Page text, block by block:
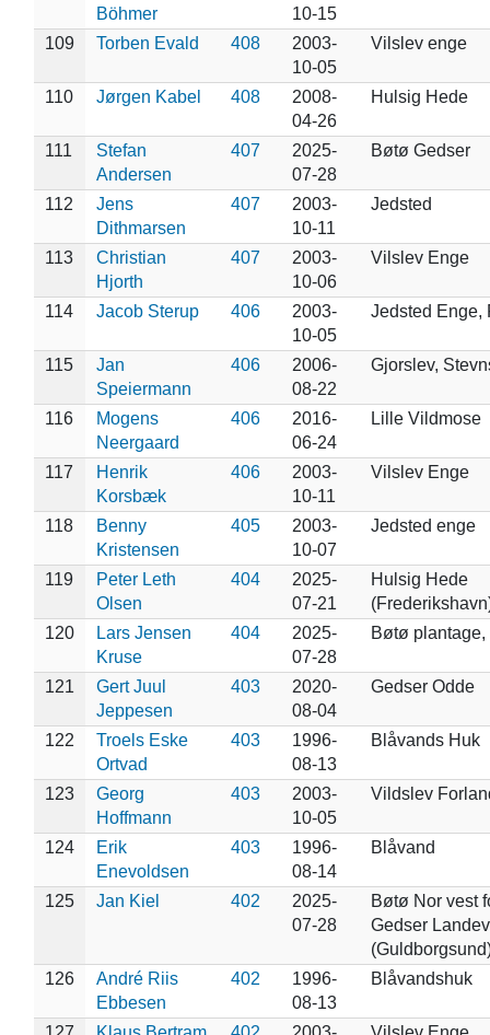
Böhmer
10-15
109 Torben Evald 408
2003-
10-05
Vilslev enge
110 Jørgen Kabel 408
2008-
04-26
Hulsig Hede
111
Stefan
Andersen
407
2025-
07-28
Bøtø Gedser
112
Jens
Dithmarsen
407
2003-
10-11
Jedsted
113
Christian
Hjorth
407
2003-
10-06
Vilslev Enge
114 Jacob Sterup 406
2003-
10-05
Jedsted Enge,
115
Jan
Speiermann
406
2006-
08-22
Gjorslev,
116
Mogens
Neergaard
406
2016-
06-24
Lille Vildmose
117
Henrik
Korsbæk
406
2003-
10-11
Vilslev Enge
118
Benny
Kristensen
405
2003-
10-07
Jedsted enge
119
Peter Leth
Olsen
404
2025-
07-21
Hulsig Hede
120
Lars Jensen
Kruse
404
2025-
07-28
Bøtø plantage,
121
Gert Juul
Jeppesen
403
2020-
08-04
Gedser Odde
122
Troels Eske
Ortvad
403
1996-
08-13
Blåvands Huk
123
Georg
Hoffmann
403
2003-
10-05
Vildslev
124
Erik
Enevoldsen
403
1996-
08-14
Blåvand
125 Jan Kiel 402
2025-
07-28
Bøtø Nor vest
Gedser
126
André Riis
Ebbesen
402
1996-
08-13
Blåvandshuk